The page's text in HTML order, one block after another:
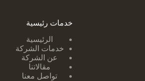
خدمات رئيسية
الرئيسية
خدمات الشركة
عن الشركة
مقالاتنا
تواصل معنا